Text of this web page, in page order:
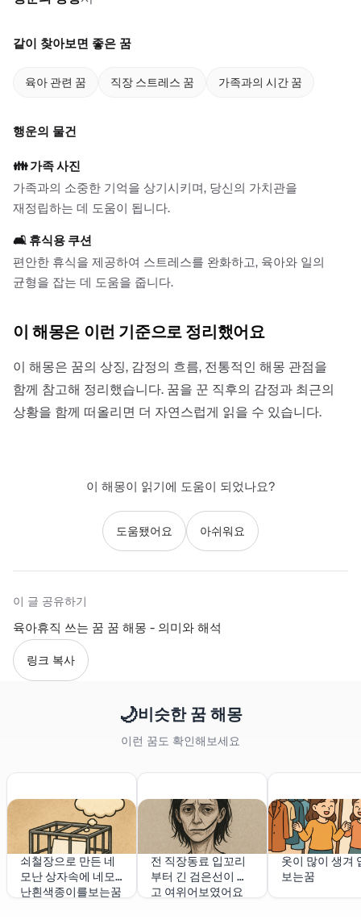
같이 찾아보면 좋은 꿈
육아 관련 꿈 직장 스트레스 꿈 가족과의 시간 꿈
행운의 물건
👪가족 사진
가족과의 소중한 기억을 상기시키며, 당신의 가치관을
재정립하는 데 도움이 됩니다.
🛋️ 휴식용 쿠션
편안한 휴식을 제공하여 스트레스를 완화하고, 육아와 일의
균형을 잡는 데 도움을 줍니다.
이 해몽은 이런 기준으로 정리했어요
이 해몽은 꿈의 상징, 감정의 흐름, 전통적인 해몽 관점을
함께 참고해 정리했습니다. 꿈을 꾼 직후의 감정과 최근의
상황을 함께 떠올리면 더 자연스럽게 읽을 수 있습니다.
이 해몽이 읽기에 도움이 되었나요?
도움됐어요 아쉬워요
이 글 공유하기
육아휴직 쓰는 꿈 꿈 해몽 - 의미와 해석
링크 복사
🌙비슷한 꿈 해몽
이런 꿈도 확인해보세요
쇠철장으로 만든 네
모난 상자속에 네모
난흰색종이를보는꿈
전 직장동료 입꼬리
부터 긴 검은선이 있
고 여위어보였어요
옷이 많이 생겨
보는꿈